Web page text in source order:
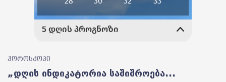
ჰოროსკოპი
„დღის ინდიკატორია საშიშროება...